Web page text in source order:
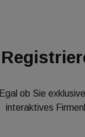
Egal ob Sie
interaktives